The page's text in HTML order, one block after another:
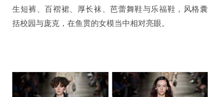
生短裤、百褶裙、厚长袜、芭蕾舞鞋与乐福鞋，风格囊
括校园与庞克，在鱼贯的女模当中相对亮眼。